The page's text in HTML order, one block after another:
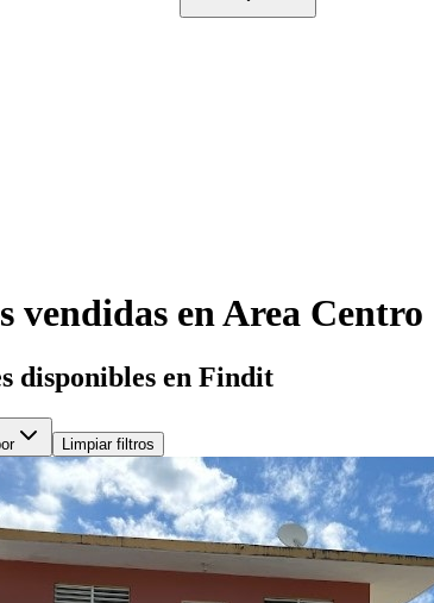
vendidas en Area Centro
disponibles en Findit
Limpiar filtros